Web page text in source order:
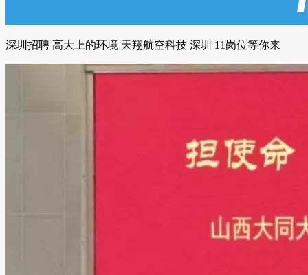
深圳招聘 高大上的环境 天翔航空科技 深圳 11岗位等你来